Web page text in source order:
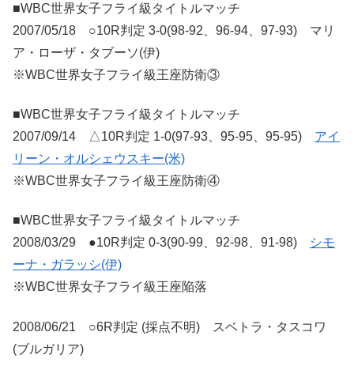
■WBC世界女子フライ級タイトルマッチ
2007/05/18 ○10R判定 3-0(98-92、96-94、97-93) マリ
ア・ローザ・タブーソ(伊)
※WBC世界女子フライ級王座防衛③
■WBC世界女子フライ級タイトルマッチ
2007/09/14 △10R判定 1-0(97-93、95-95、95-95) アイ
リーン・オルシェウスキー(米)
※WBC世界女子フライ級王座防衛④
■WBC世界女子フライ級タイトルマッチ
2008/03/29 ●10R判定 0-3(90-99、92-98、91-98)
シモ
ーナ・ガラッシ(伊)
※WBC世界女子フライ級王座陥落
2008/06/21 ○6R判定 (採点不明) スベトラ・タスコワ
(ブルガリア)